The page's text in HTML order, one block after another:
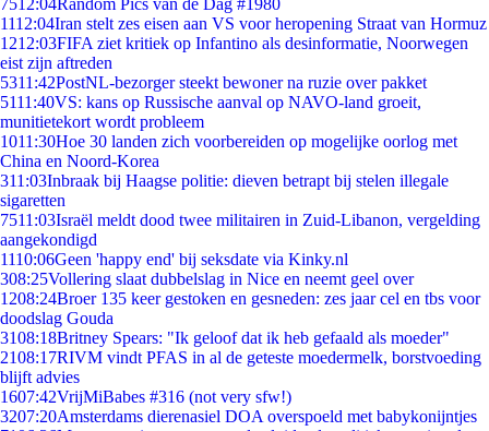
7512:04Random Pics van de Dag #1980
1112:04Iran stelt zes eisen aan VS voor heropening Straat van Hormuz
1212:03FIFA ziet kritiek op Infantino als desinformatie, Noorwegen
eist zijn aftreden
5311:42PostNL-bezorger steekt bewoner na ruzie over pakket
5111:40VS: kans op Russische aanval op NAVO-land groeit,
munitietekort wordt probleem
1011:30Hoe 30 landen zich voorbereiden op mogelijke oorlog met
China en Noord-Korea
311:03Inbraak bij Haagse politie: dieven betrapt bij stelen illegale
sigaretten
7511:03Israël meldt dood twee militairen in Zuid-Libanon, vergelding
aangekondigd
1110:06Geen 'happy end' bij seksdate via Kinky.nl
308:25Vollering slaat dubbelslag in Nice en neemt geel over
1208:24Broer 135 keer gestoken en gesneden: zes jaar cel en tbs voor
doodslag Gouda
3108:18Britney Spears: "Ik geloof dat ik heb gefaald als moeder"
2108:17RIVM vindt PFAS in al de geteste moedermelk, borstvoeding
blijft advies
1607:42VrijMiBabes #316 (not very sfw!)
3207:20Amsterdams dierenasiel DOA overspoeld met babykonijntjes